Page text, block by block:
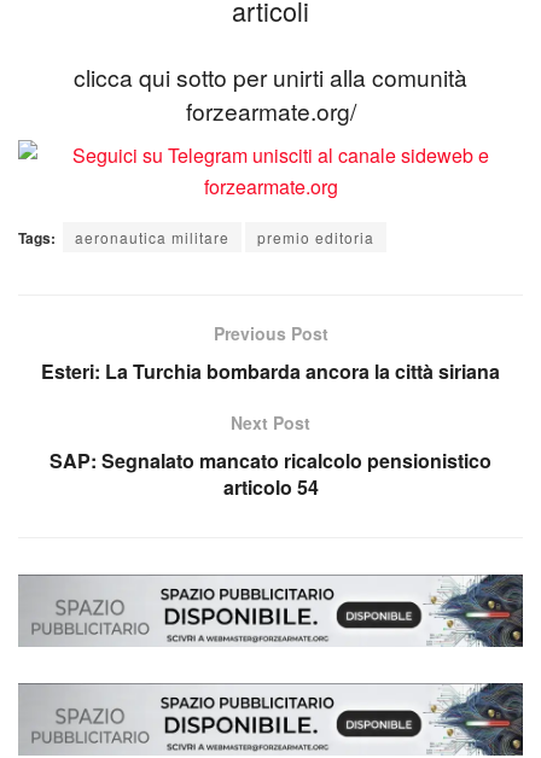
articoli
clicca qui sotto per unirti alla comunità
forzearmate.org/
Tags: aeronautica militare premio editoria
Previous Post
Esteri: La Turchia bombarda ancora la città siriana
Next Post
SAP: Segnalato mancato ricalcolo pensionistico
articolo 54